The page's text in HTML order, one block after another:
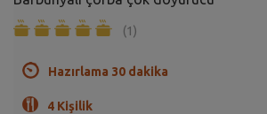
(1)
Hazırlama 30 dakika
4 Kişilik